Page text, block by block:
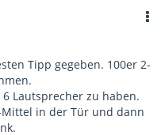
Tipp gegeben. 100er 2-
Lautsprecher zu haben.
in der Tür und dann